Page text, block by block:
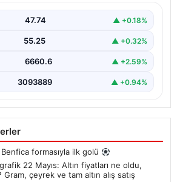
47.74 ▲ +0.18%
55.25 ▲ +0.32%
6660.6 ▲ +2.59%
3093889 ▲ +0.94%
Benfica formasıyla ilk golü
22 Mayıs: Altın fiyatları ne oldu,
Gram, çeyrek ve tam altın alış satış